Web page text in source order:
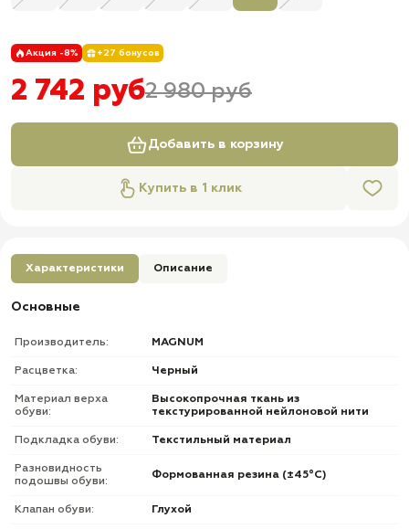
Акция -8% +27 бонусов
2 742 руб2 980 руб
Добавить в корзину
Купить в 1 клик
Характеристики Описание
Основные
Производитель: MAGNUM
Расцветка: Черный
Материал верха
обуви:
Высокопрочная ткань из
текстурированной нейлоновой нити
Подкладка обуви: Текстильный материал
Разновидность
подошвы обуви:
Формованная резина (±45°С)
Клапан обуви: Глухой